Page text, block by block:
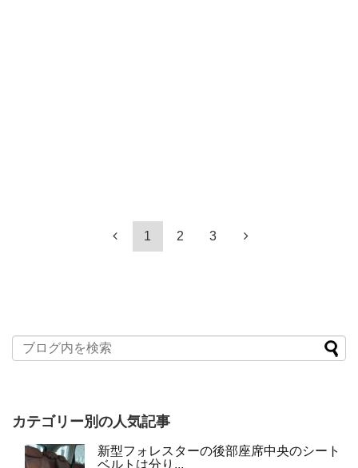
1 2 3
カテゴリー別の人気記事
新型フォレスターの後部座席中央のシート
ベルトは分り...